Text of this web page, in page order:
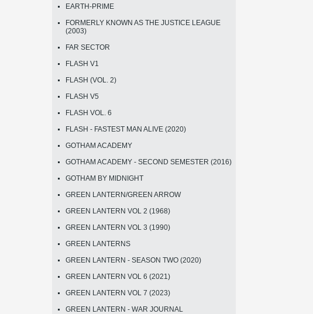
EARTH-PRIME
FORMERLY KNOWN AS THE JUSTICE LEAGUE
(2003)
FAR SECTOR
FLASH V1
FLASH (VOL. 2)
FLASH V5
FLASH VOL. 6
FLASH - FASTEST MAN ALIVE (2020)
GOTHAM ACADEMY
GOTHAM ACADEMY - SECOND SEMESTER (2016)
GOTHAM BY MIDNIGHT
GREEN LANTERN/GREEN ARROW
GREEN LANTERN VOL 2 (1968)
GREEN LANTERN VOL 3 (1990)
GREEN LANTERNS
GREEN LANTERN - SEASON TWO (2020)
GREEN LANTERN VOL 6 (2021)
GREEN LANTERN VOL 7 (2023)
GREEN LANTERN - WAR JOURNAL